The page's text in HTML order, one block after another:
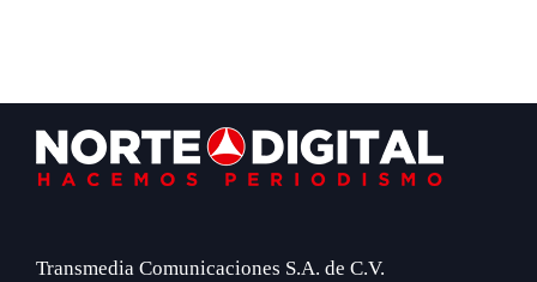
Footer
Transmedia Comunicaciones S.A. de C.V.